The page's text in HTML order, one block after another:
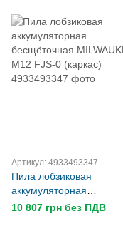
Артикул: 4933493347
Пила лобзиковая
аккумуляторная
бесщёточная
10 807 грн без ПДВ